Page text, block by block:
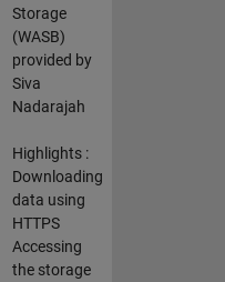
Storage
(WASB)
provided by
Siva
Nadarajah
Highlights :
Downloading
data using
HTTPS
Accessing
the storage